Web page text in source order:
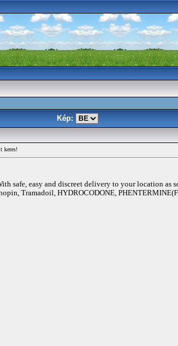
Kép:
keres!
safe, easy and discreet delivery to your location
Tramadoil, HYDROCODONE,